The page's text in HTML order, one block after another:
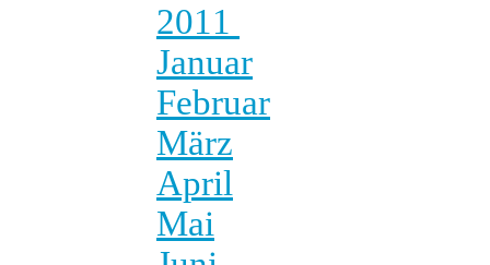
2011
Januar
Februar
März
April
Mai